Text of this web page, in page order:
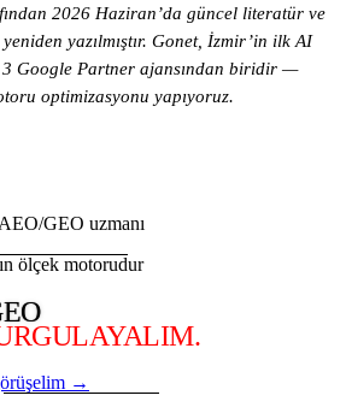
2026 Haziran’da güncel literatür ve
yazılmıştır. Gonet, İzmir’in ilk AI
3 Google Partner ajansından biridir —
optimizasyonu yapıyoruz.
GEO uzmanı
ölçek motorudur
→